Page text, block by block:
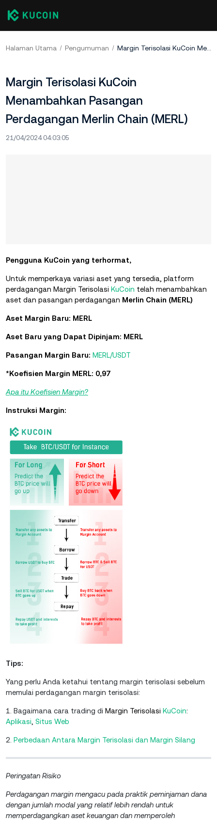
Halaman Utama Pengumuman Margin Terisolasi KuCoin Menambahkan Pasangan Perdagangan Merlin Chain (MERL)
Margin Terisolasi KuCoin
Menambahkan Pasangan
Perdagangan Merlin Chain (MERL)
21/04/2024 04:03:05
Pengguna KuCoin yang terhormat,
Untuk memperkaya variasi aset yang tersedia, platform
perdagangan Margin Terisolasi KuCoin telah menambahkan
aset dan pasangan perdagangan Merlin Chain (MERL)
Aset Margin Baru: MERL
Aset Baru yang Dapat Dipinjam: MERL
Pasangan Margin Baru: MERL/USDT
*Koefisien Margin MERL: 0,97
Apa itu Koefisien Margin?
Instruksi Margin:
Tips:
Yang perlu Anda ketahui tentang margin terisolasi sebelum
memulai perdagangan margin terisolasi:
1. Bagaimana cara trading di Margin Terisolasi KuCoin:
Aplikasi Situs Web
2. Perbedaan Antara Margin Terisolasi dan Margin Silang
Peringatan Risiko
Perdagangan margin mengacu pada praktik peminjaman dana
dengan jumlah modal yang relatif lebih rendah untuk
memperdagangkan aset keuangan dan memperoleh